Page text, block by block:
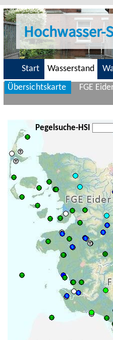
Start Wasserstand
Übersichtskarte
FGE
Pegelsuche-HSI